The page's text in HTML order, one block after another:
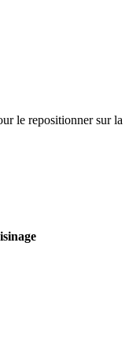
le repositionner sur la